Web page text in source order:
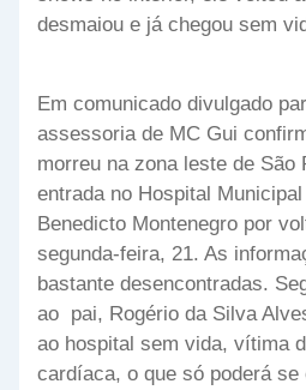
desmaiou e já chegou sem
Em comunicado divulgado
assessoria de MC Gui
morreu na zona leste de São
entrada no Hospital
Benedicto Montenegro por
segunda-feira, 21. As
bastante desencontradas.
ao pai, Rogério da Silva
ao hospital sem vida, vítima
cardíaca, o que só poderá